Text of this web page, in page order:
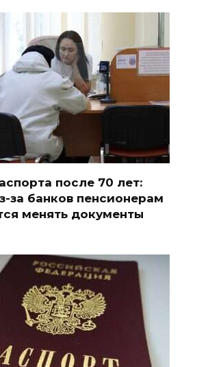
после 70 лет:
за банков пенсионерам
менять документы